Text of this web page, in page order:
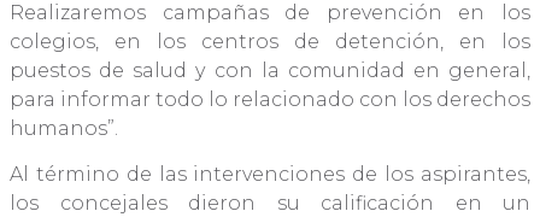
Realizaremos campañas de prevención en los
colegios, en los centros de detención, en los
puestos de salud y con la comunidad en general,
para informar todo lo relacionado con los derechos
humanos”.
Al término de las intervenciones de los aspirantes,
los concejales dieron su calificación en un